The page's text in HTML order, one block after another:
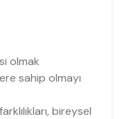
olmak
sahip olmayı
bireysel